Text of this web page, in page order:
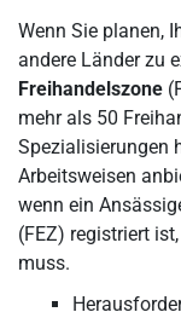
Wenn Sie planen,
andere Länder zu
Freihandelszone
mehr als 50
Spezialisierungen
Arbeitsweisen
wenn ein
(FEZ) registriert
muss.